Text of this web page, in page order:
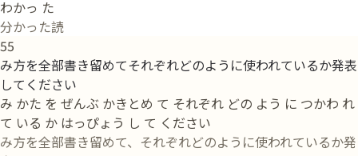
わかっ た
分かった読
55
み方を全部書き留めてそれぞれどのように使われているか発表
してください
み かた を ぜんぶ かきとめ て それぞれ どの よう に つかわ れ
て いる か はっぴょう し て ください
み方を全部書き留めて、それぞれどのように使われているか発